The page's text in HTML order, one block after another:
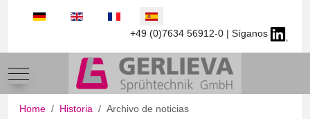
Seleccione su idioma
+49 (0)7634 56912-0 | Síganos
Mobile Menu Toggle
Home Historia Archivo de noticias